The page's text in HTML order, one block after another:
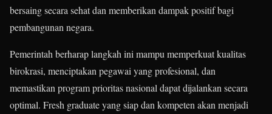
bersaing secara sehat dan memberikan dampak positif bagi
pembangunan negara.
Pemerintah berharap langkah ini mampu memperkuat kualitas
birokrasi, menciptakan pegawai yang profesional, dan
memastikan program prioritas nasional dapat dijalankan secara
optimal. Fresh graduate yang siap dan kompeten akan menjadi